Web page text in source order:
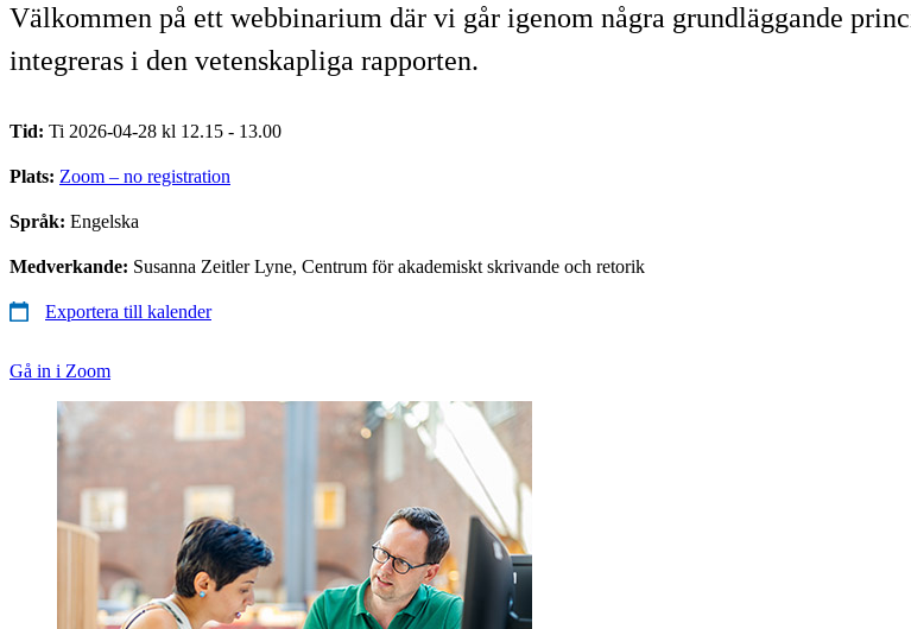
Välkommen på ett webbinarium där vi går igenom några grundläggande
integreras i den vetenskapliga rapporten.
Tid: Ti 2026-04-28 kl 12.15 - 13.00
Plats: Zoom – no registration
Språk: Engelska
Medverkande: Susanna Zeitler Lyne, Centrum för akademiskt skrivande och retorik
Exportera till kalender
Gå in i Zoom